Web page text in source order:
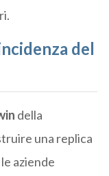
del
della
una replica
aziende